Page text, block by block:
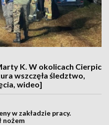
K. W okolicach Cierpic
wszczęła śledztwo,
wideo]
w zakładzie pracy.
nożem